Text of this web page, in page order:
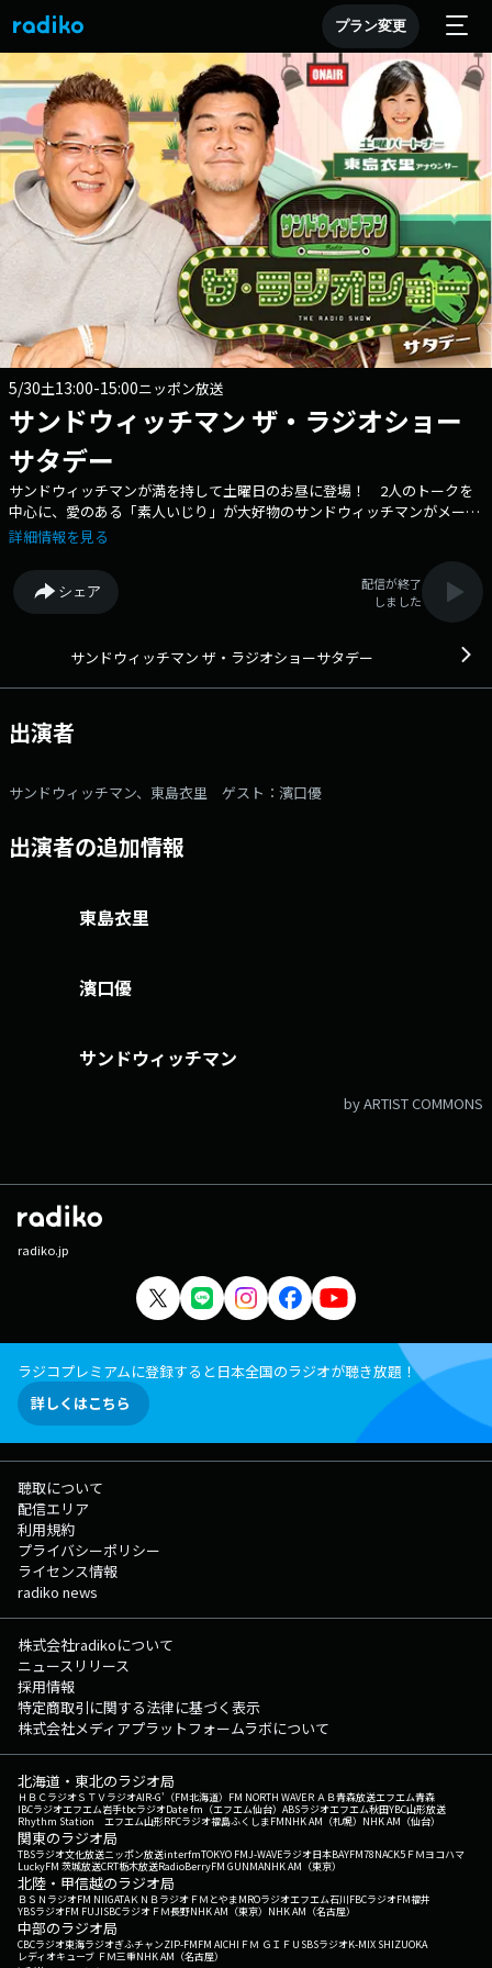
プラン変更
5/30土13:00-15:00ニッポン放送
サンドウィッチマン ザ・ラジオショー
サタデー
サンドウィッチマンが満を持して土曜日のお昼に登場！ 2人のトークを
中心に、愛のある「素人いじり」が大好物のサンドウィッチマンがメール
やSNSを上手に料理しながら、「笑い」という「癒し」をお届けしま
sand@1242.com 番組ホームページはこちら twitterハッシュタグ
は「#サンドラジオショー」twitterアカウントは「@sandradioshow」
詳細情報を見る
シェア
配信が終了
しました
サンドウィッチマン ザ・ラジオショーサタデー
出演者
サンドウィッチマン、東島衣里 ゲスト：濱口優
出演者の追加情報
東島衣里
濱口優
サンドウィッチマン
by ARTIST COMMONS
radiko.jp
ラジコプレミアムに登録すると日本全国のラジオが聴き放題！
詳しくはこちら
聴取について
配信エリア
利用規約
プライバシーポリシー
ライセンス情報
radiko news
株式会社radikoについて
ニュースリリース
採用情報
特定商取引に関する法律に基づく表示
株式会社メディアプラットフォームラボについて
北海道・東北のラジオ局
ＨＢＣラジオＳＴＶラジオAIR-G'（FM北海道） FM NORTH WAVEＲＡＢ青森放送エフエム青森
IBCラジオエフエム岩手tbcラジオDate fm（エフエム仙台） ABSラジオエフエム秋田YBC山形放送
Rhythm Station エフエム山形RFCラジオ福島ふくしまFMNHK AM（札幌） NHK AM（仙台）
関東のラジオ局
TBSラジオ文化放送ニッポン放送interfmTOKYO FMJ-WAVEラジオ日本BAYFM78NACK5 ＦＭヨコハマ
LuckyFM 茨城放送CRT栃木放送RadioBerryFM GUNMANHK AM（東京）
北陸・甲信越のラジオ局
ＢＳＮラジオFM NIIGATAＫＮＢラジオ ＦＭとやまMROラジオエフエム石川FBCラジオFM福井
YBSラジオFM FUJISBCラジオ ＦＭ長野NHK AM（東京） NHK AM（名古屋）
中部のラジオ局
CBCラジオ東海ラジオぎふチャンZIP-FMFM AICHI ＦＭ ＧＩＦＵ SBSラジオK-MIX SHIZUOKA
レディオキューブ ＦＭ三重NHK AM（名古屋）